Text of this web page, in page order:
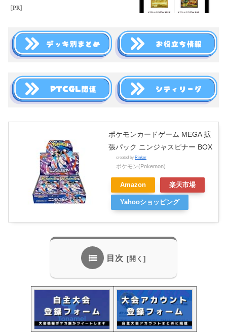
ポケモンカードゲーム MEGA 拡
張パック ニンジャスピナー BOX
created by Rinker
ポケモン(Pokemon)
Amazon 楽天市場
Yahooショッピング
目次